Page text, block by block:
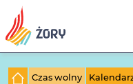
Czas wolny